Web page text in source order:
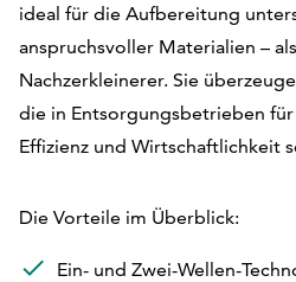
ideal für die Aufbereitung
anspruchsvoller Materialien –
Nachzerkleinerer. Sie
die in Entsorgungsbetrieben
Effizienz und Wirtschaftlichkeit
Die Vorteile im Überblick:
Ein- und Zwei-Wellen-